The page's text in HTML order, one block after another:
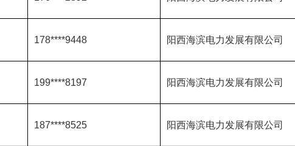
178****9448 阳西海滨电力发展有限公司
199****8197 阳西海滨电力发展有限公司
187****8525 阳西海滨电力发展有限公司